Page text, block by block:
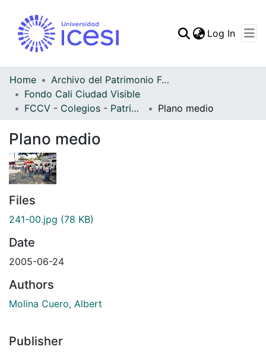
Log In
Home
Archivo del Patrimonio Fotográfico y Fílmico del Valle del Cauca
Fondo Cali Ciudad Visible
FCCV - Colegios - Patrimonial
Plano medio
Plano medio
Files
241-00.jpg (78 KB)
Date
2005-06-24
Authors
Molina Cuero, Albert
Publisher